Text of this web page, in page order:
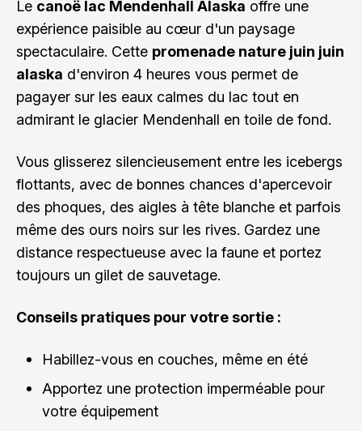
Le canoë lac Mendenhall Alaska offre une
expérience paisible au cœur d'un paysage
spectaculaire. Cette promenade nature juin juin
alaska d'environ 4 heures vous permet de
pagayer sur les eaux calmes du lac tout en
admirant le glacier Mendenhall en toile de fond.
Vous glisserez silencieusement entre les icebergs
flottants, avec de bonnes chances d'apercevoir
des phoques, des aigles à tête blanche et parfois
même des ours noirs sur les rives. Gardez une
distance respectueuse avec la faune et portez
toujours un gilet de sauvetage.
Conseils pratiques pour votre sortie :
Habillez-vous en couches, même en été
Apportez une protection imperméable pour
votre équipement